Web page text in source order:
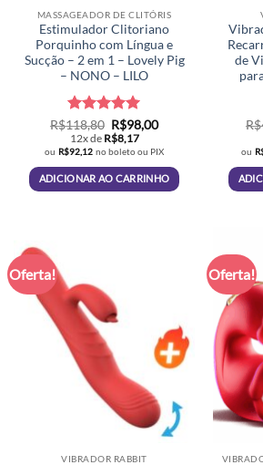
MASSAGEADOR DE CLITÓRIS
Estimulador Clitoriano
Porquinho com Língua e
Sucção – 2 em 1 – Lovely Pig
– NONO – LILO
Avaliação5
de 5
R$118,80 O
preço
original
era:
R$118,80.
R$98,00O
atual
é:
R$98,00.
12x de R$8,17
ou R$92,12 no boleto ou PIX
ADICIONAR AO CARRINHO
de
R$
ou
Oferta!
VIBRADOR RABBIT
Oferta!